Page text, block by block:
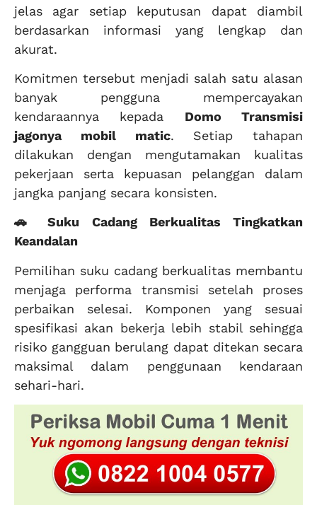
jelas agar setiap keputusan dapat diambil
berdasarkan informasi yang lengkap dan
akurat.
Komitmen tersebut menjadi salah satu alasan
banyak pengguna mempercayakan
kendaraannya kepada Domo Transmisi
jagonya mobil matic. Setiap tahapan
dilakukan dengan mengutamakan kualitas
pekerjaan serta kepuasan pelanggan dalam
jangka panjang secara konsisten.
🚗 Suku Cadang Berkualitas Tingkatkan
Keandalan
Pemilihan suku cadang berkualitas membantu
menjaga performa transmisi setelah proses
perbaikan selesai. Komponen yang sesuai
spesifikasi akan bekerja lebih stabil sehingga
risiko gangguan berulang dapat ditekan secara
maksimal dalam penggunaan kendaraan
sehari-hari.